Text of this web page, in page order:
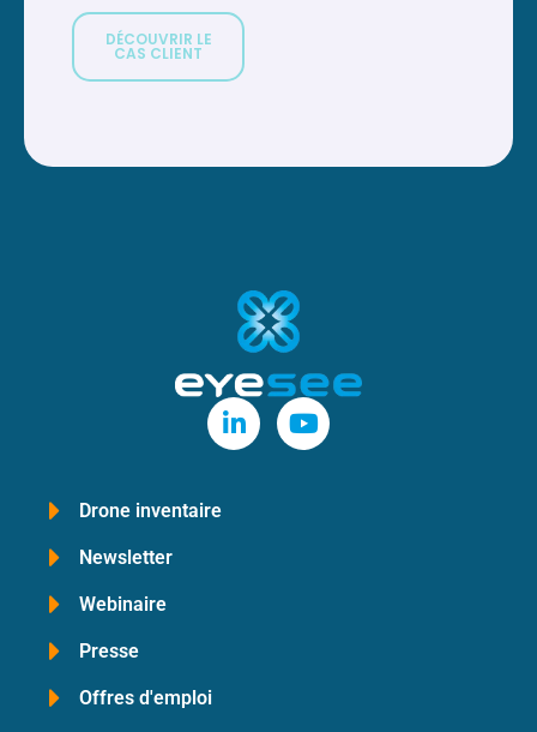
DÉCOUVRIR LE
CAS CLIENT
Drone inventaire
Newsletter
Webinaire
Presse
Offres d'emploi